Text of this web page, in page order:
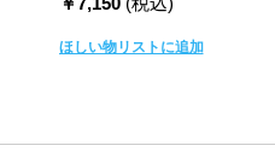
ほしい物リストに追加